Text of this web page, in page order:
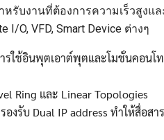
รับงานที่ต้องการความเร็วสูงแ
O, VFD, Smart Device ต่างๆ
รใช้อินพุตเอาต์พุตและโมชั่นคอนโ
Ring และ Linear Topologies
งรับ Dual IP address ทำให้สื่อสา